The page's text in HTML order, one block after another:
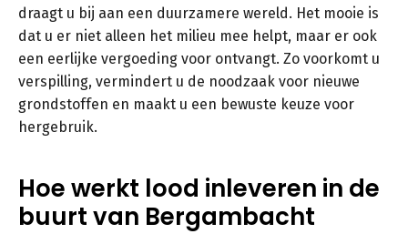
draagt u bij aan een duurzamere wereld. Het mooie is
dat u er niet alleen het milieu mee helpt, maar er ook
een eerlijke vergoeding voor ontvangt. Zo voorkomt u
verspilling, vermindert u de noodzaak voor nieuwe
grondstoffen en maakt u een bewuste keuze voor
hergebruik.
Hoe werkt lood inleveren in de
buurt van Bergambacht